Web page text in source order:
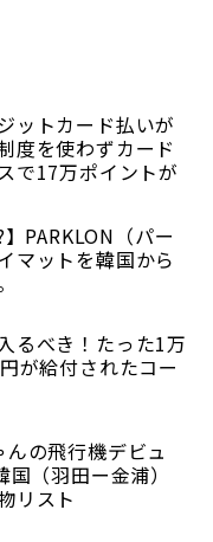
ットカード払いが
度を使わずカード
で17万ポイントが
PARKLON（パー
マットを韓国から
るべき！たった1万
が給付されたコー
んの飛行機デビュ
（羽田ー金浦）
リスト